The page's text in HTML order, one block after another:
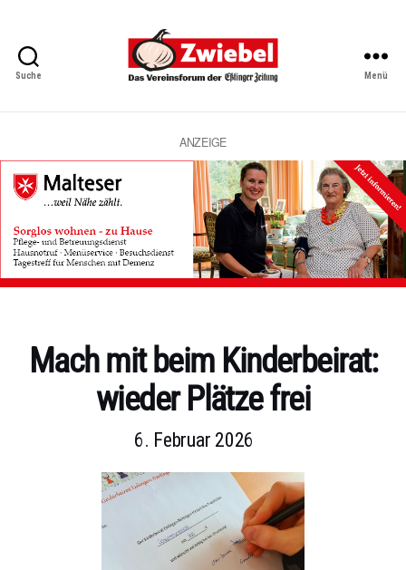
Suche
Vereinsforum
Eßlinger
Zeitung
Menü
ANZEIGE
Kategorien
Mach mit beim Kinderbeirat:
wieder Plätze frei
6. Februar 2026